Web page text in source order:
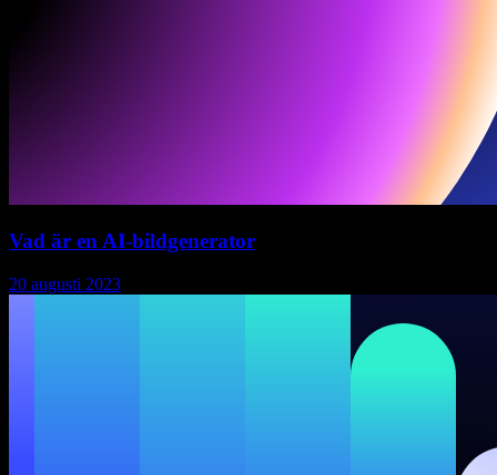
Vad är en AI-bildgenerator
20 augusti 2023